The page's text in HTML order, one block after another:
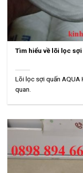
Tìm hiểu về lõi lọc sợi
Lõi lọc sợi quấn
quan.